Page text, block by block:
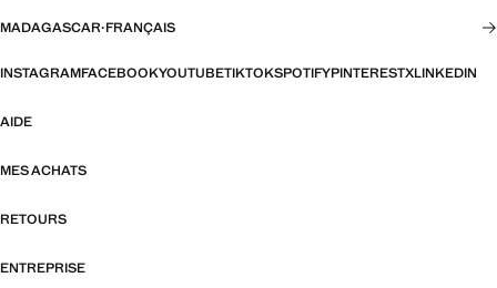
MADAGASCAR·FRANÇAIS
INSTAGRAMFACEBOOKYOUTUBETIKTOKSPOTIFYPINTERESTXLINKEDIN
AIDE
MES ACHATS
RETOURS
ENTREPRISE